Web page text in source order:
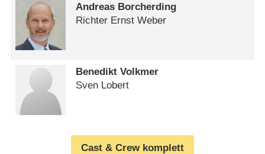
Andreas Borcherding
Richter Ernst Weber
Benedikt Volkmer
Sven Lobert
Cast & Crew komplett